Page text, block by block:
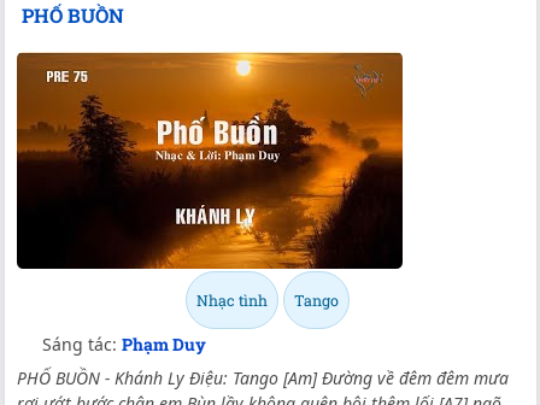
PHỐ BUỒN
Nhạc tình Tango
Sáng tác: Phạm Duy
PHỐ BUỒN - Khánh Ly Điệu: Tango [Am] Đường về đêm đêm mưa